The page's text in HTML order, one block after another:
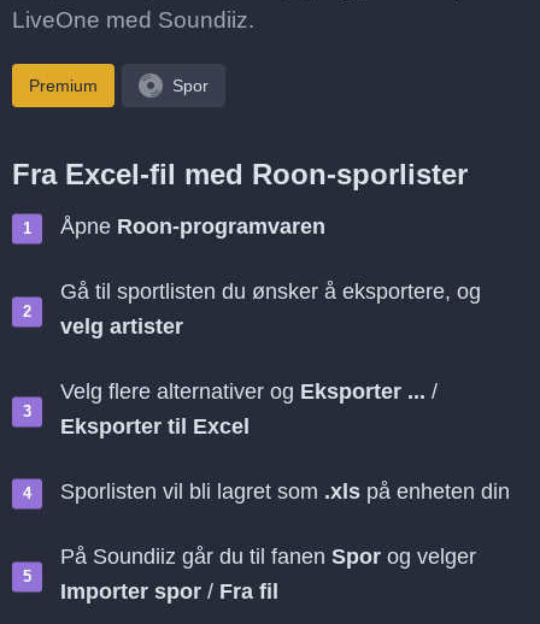
LiveOne med Soundiiz.
Premium Spor
Fra Excel-fil med Roon-sporlister
Åpne Roon-programvaren
Gå til sportlisten du ønsker å eksportere, og
velg artister
Velg flere alternativer og Eksporter ... /
Eksporter til Excel
Sporlisten vil bli lagret som .xls på enheten din
På Soundiiz går du til fanen Spor og velger
Importer spor / Fra fil